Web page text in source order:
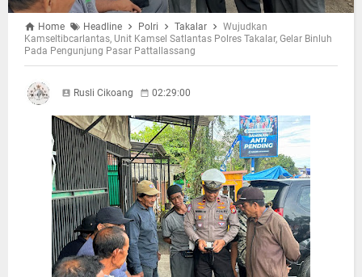
Home Headline Polri Takalar
Wujudkan
Kamseltibcarlantas, Unit Kamsel Satlantas Polres Takalar, Gelar Binluh
Pada Pengunjung Pasar Pattallassang
Rusli Cikoang 02:29:00